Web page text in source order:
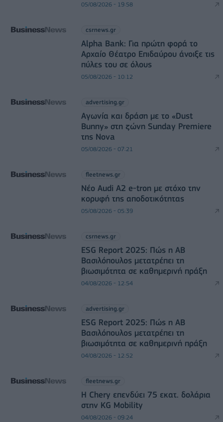
05/08/2026 - 19:58
csrnews.gr
Alpha Bank: Για πρώτη φορά το
Αρχαίο Θέατρο Επιδαύρου άνοιξε τις
πύλες του σε όλους
05/08/2026 - 10:12
advertising.gr
Αγωνία και δράση με το «Dust
Bunny» στη ζώνη Sunday Premiere
της Nova
05/08/2026 - 07:21
fleetnews.gr
Νέο Audi A2 e-tron με στόχο την
κορυφή της αποδοτικότητας
05/08/2026 - 05:39
csrnews.gr
ESG Report 2025: Πώς η ΑΒ
Βασιλόπουλος μετατρέπει τη
βιωσιμότητα σε καθημερινή πράξη
04/08/2026 - 12:54
advertising.gr
ESG Report 2025: Πώς η ΑΒ
Βασιλόπουλος μετατρέπει τη
βιωσιμότητα σε καθημερινή πράξη
04/08/2026 - 12:52
fleetnews.gr
Η Chery επενδύει 75 εκατ. δολάρια
στην KG Mobility
04/08/2026 - 09:24